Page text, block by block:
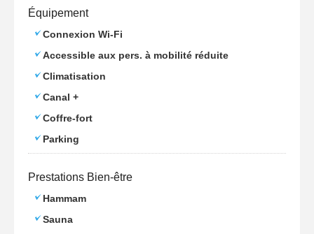
Équipement
Connexion Wi-Fi
Accessible aux pers. à mobilité réduite
Climatisation
Canal +
Coffre-fort
Parking
Prestations Bien-être
Hammam
Sauna